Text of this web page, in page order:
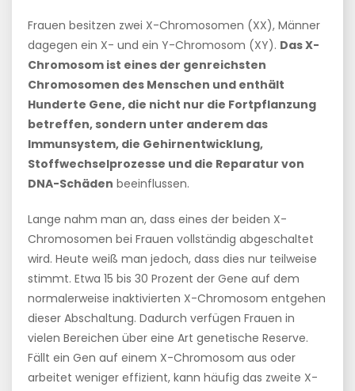
Frauen besitzen zwei X-Chromosomen (XX), Männer
dagegen ein X- und ein Y-Chromosom (XY). Das X-
Chromosom ist eines der genreichsten
Chromosomen des Menschen und enthält
Hunderte Gene, die nicht nur die Fortpflanzung
betreffen, sondern unter anderem das
Immunsystem, die Gehirnentwicklung,
Stoffwechselprozesse und die Reparatur von
DNA-Schäden beeinflussen.
Lange nahm man an, dass eines der beiden X-
Chromosomen bei Frauen vollständig abgeschaltet
wird. Heute weiß man jedoch, dass dies nur teilweise
stimmt. Etwa 15 bis 30 Prozent der Gene auf dem
normalerweise inaktivierten X-Chromosom entgehen
dieser Abschaltung. Dadurch verfügen Frauen in
vielen Bereichen über eine Art genetische Reserve.
Fällt ein Gen auf einem X-Chromosom aus oder
arbeitet weniger effizient, kann häufig das zweite X-